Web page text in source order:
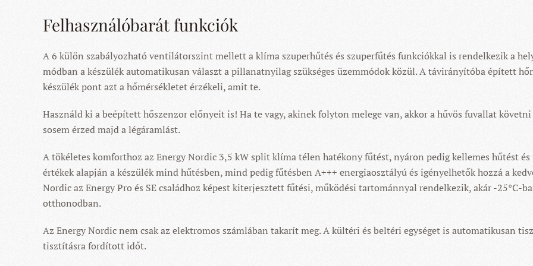
Felhasználóbarát funkciók
A 6 külön szabályozható ventilátorszint mellett a klíma szuperhűtés és szuperfűtés funkciókkal is rendelkezik a
módban a készülék automatikusan választ a pillanatnyilag szükséges üzemmódok közül. A távirányítóba épített
készülék pont azt a hőmérsékletet érzékeli, amit te.
Használd ki a beépített hőszenzor előnyeit is! Ha te vagy, akinek folyton melege van, akkor a hűvös fuvallat
sosem érzed majd a légáramlást.
A tökéletes komforthoz az Energy Nordic 3,5 kW split klíma télen hatékony fűtést, nyáron pedig kellemes hűtést és
értékek alapján a készülék mind hűtésben, mind pedig fűtésben A+++ energiaosztályú és igényelhetők hozzá a
Nordic az Energy Pro és SE családhoz képest kiterjesztett fűtési, működési tartománnyal rendelkezik, akár -25°C-
otthonodban.
Az Energy Nordic nem csak az elektromos számlában takarít meg. A kültéri és beltéri egységet is automatikusan
tisztításra fordított időt.